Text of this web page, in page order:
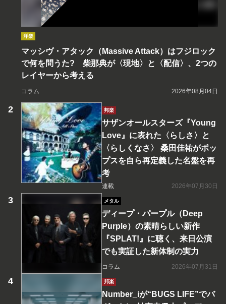
洋楽
マッシヴ・アタック（Massive Attack）はフジロック
で何を問うた? 柴那典が〈現地〉と〈配信〉、2つの
レイヤーから考える
コラム 2026年08月04日
邦楽
サザンオールスターズ『Young
Love』に表れた〈らしさ〉と
〈らしくなさ〉 桑田佳祐がポッ
プスを自ら再定義した名盤を再
考
連載 2026年07月30日
メタル
ディープ・パープル（Deep
Purple）の素晴らしい新作
『SPLAT!』に聴く、来日公演
でも実証した新体制の実力
コラム 2026年07月31日
邦楽
Number_iが“BUGS LIFE”でバ